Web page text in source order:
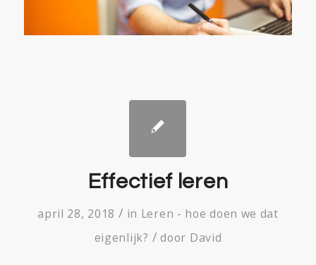
Effectief leren
april 28, 2018 / in Leren - hoe doen we dat
eigenlijk? / door David